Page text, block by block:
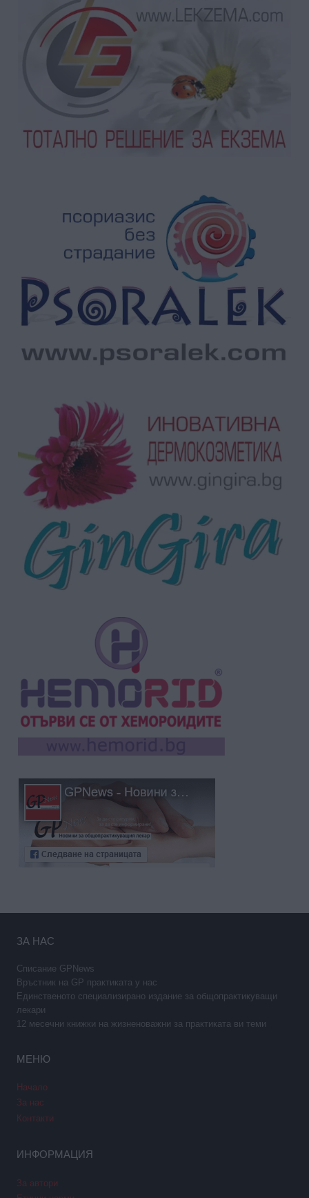
ЗА НАС
Списание GPNews
Връстник на GP практиката у нас
Единственото специализирано издание за общопрактикуващи
лекари
12 месечни книжки на жизненоважни за практиката ви теми
МЕНЮ
Начало
За нас
Контакти
ИНФОРМАЦИЯ
За автори